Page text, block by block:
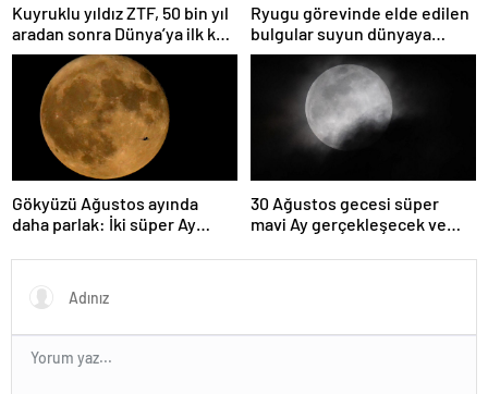
Kuyruklu yıldız ZTF, 50 bin yıl
aradan sonra Dünya’ya ilk kez
çok yaklaşacak
Ryugu görevinde elde edilen
bulgular suyun dünyaya
asteroitlerce getirilmiş
olabileceğini gösteriyor
Gökyüzü Ağustos ayında
daha parlak: İki süper Ay
30 Ağustos gecesi süper
mavi Ay gerçekleşecek ve
olacak